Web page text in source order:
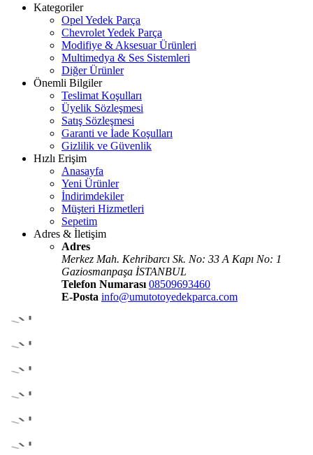
Kategoriler
Opel Yedek Parça
Chevrolet Yedek Parça
Modifiye & Aksesuar Ürünleri
Multimedya & Ses Sistemleri
Diğer Ürünler
Önemli Bilgiler
Teslimat Koşulları
Üyelik Sözleşmesi
Satış Sözleşmesi
Garanti ve İade Koşulları
Gizlilik ve Güvenlik
Hızlı Erişim
Anasayfa
Yeni Ürünler
İndirimdekiler
Müşteri Hizmetleri
Sepetim
Adres & İletişim
Adres
Merkez Mah. Kehribarcı Sk. No: 33 A Kapı No: 1
Gaziosmanpaşa İSTANBUL
Telefon Numarası 08509693460
E-Posta info@umutotoyedekparca.com